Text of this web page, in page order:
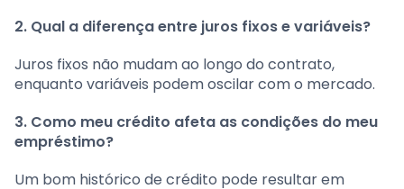
2. Qual a diferença entre juros fixos e variáveis?
Juros fixos não mudam ao longo do contrato,
enquanto variáveis podem oscilar com o mercado.
3. Como meu crédito afeta as condições do meu
empréstimo?
Um bom histórico de crédito pode resultar em